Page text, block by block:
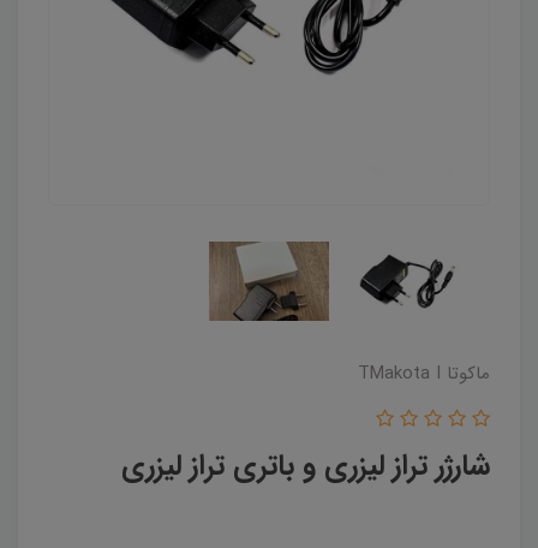
ماکوتا TMakota I
شارژر تراز لیزری و باتری تراز لیزری